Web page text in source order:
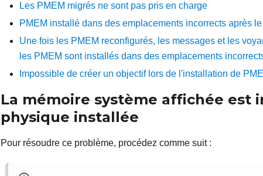
Les PMEM migrés ne sont pas pris en charge
PMEM installé dans des emplacements incorrects après
Une fois les PMEM reconfigurés, les messages et les
les PMEM sont installés dans des emplacements
Impossible de créer un objectif lors de l'installation de
La mémoire système affichée est
physique installée
Pour résoudre ce problème, procédez comme suit :